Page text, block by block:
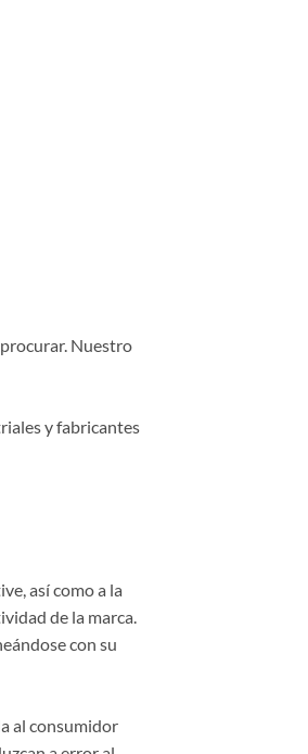
Nuestro
y fabricantes
así como a la
de la marca.
con su
al consumidor